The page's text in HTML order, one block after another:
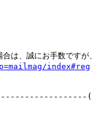
は、誠にお手数ですが
index#reg